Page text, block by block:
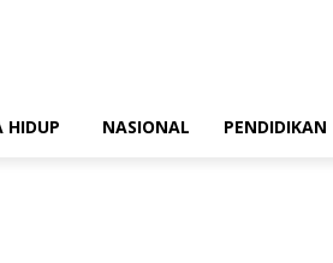
HIDUP NASIONAL PENDIDIKAN